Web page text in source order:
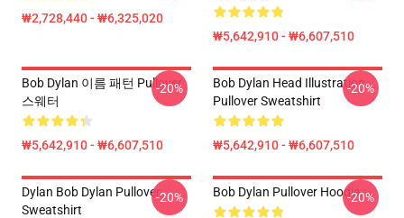
₩2,728,440 - ₩6,325,020
₩5,642,910 - ₩6,607,510
Bob Dylan 이름 패턴 Pullover
스웨터
₩5,642,910 - ₩6,607,510
-20%
Bob Dylan Head Illustration
Pullover Sweatshirt
₩5,642,910 - ₩6,607,510
-20%
Dylan Bob Dylan Pullover
Sweatshirt
-20% Bob Dylan Pullover Hoodie-20%